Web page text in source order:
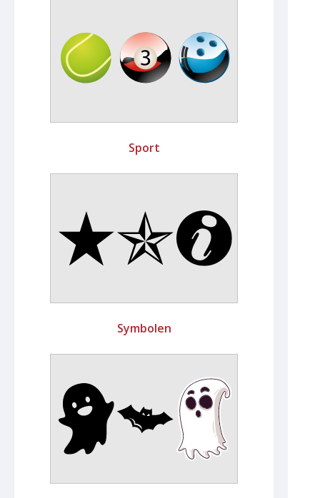
Sport
Symbolen